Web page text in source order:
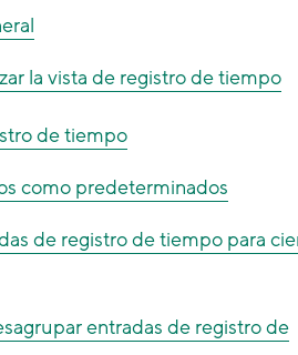
la vista de registro de tiempo
de tiempo
como predeterminados
de registro de tiempo para
entradas de registro de